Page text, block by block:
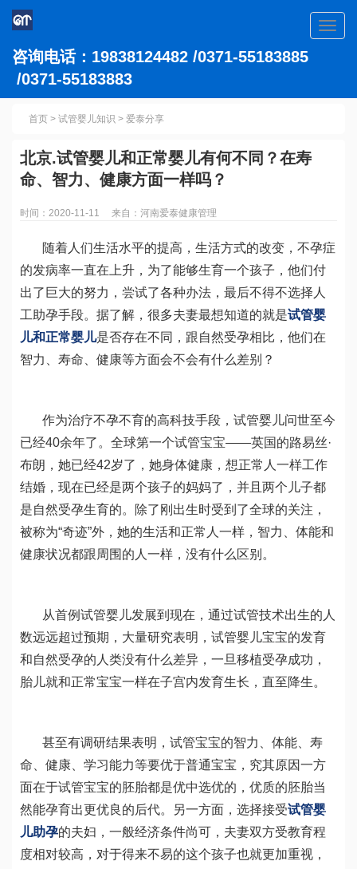
咨询电话：19838124482 /0371-55183885
/0371-55183883
首页 > 试管婴儿知识 > 爱泰分享
北京.试管婴儿和正常婴儿有何不同？在寿
命、智力、健康方面一样吗？
时间：2020-11-11 来自：河南爱泰健康管理
随着人们生活水平的提高，生活方式的改变，不孕症
的发病率一直在上升，为了能够生育一个孩子，他们付
出了巨大的努力，尝试了各种办法，最后不得不选择人
工助孕手段。据了解，很多夫妻最想知道的就是试管婴
儿和正常婴儿是否存在不同，跟自然受孕相比，他们在
智力、寿命、健康等方面会不会有什么差别？
作为治疗不孕不育的高科技手段，试管婴儿问世至今
已经40余年了。全球第一个试管宝宝——英国的路易丝·
布朗，她已经42岁了，她身体健康，想正常人一样工作
结婚，现在已经是两个孩子的妈妈了，并且两个儿子都
是自然受孕生育的。除了刚出生时受到了全球的关注，
被称为“奇迹”外，她的生活和正常人一样，智力、体能和
健康状况都跟周围的人一样，没有什么区别。
从首例试管婴儿发展到现在，通过试管技术出生的人
数远远超过预期，大量研究表明，试管婴儿宝宝的发育
和自然受孕的人类没有什么差异，一旦移植受孕成功，
胎儿就和正常宝宝一样在子宫内发育生长，直至降生。
甚至有调研结果表明，试管宝宝的智力、体能、寿
命、健康、学习能力等要优于普通宝宝，究其原因一方
面在于试管宝宝的胚胎都是优中选优的，优质的胚胎当
然能孕育出更优良的后代。另一方面，选择接受试管婴
儿助孕的夫妇，一般经济条件尚可，夫妻双方受教育程
度相对较高，对于得来不易的这个孩子也就更加重视，